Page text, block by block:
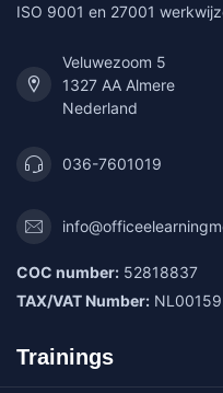
ISO 9001 en 27001
Veluwezoom 5
1327 AA Almere
Nederland
036-7601019
COC number: 52818837
TAX/VAT Number:
Trainings